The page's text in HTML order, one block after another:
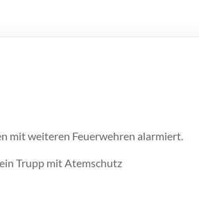
mit weiteren Feuerwehren alarmiert.
Trupp mit Atemschutz